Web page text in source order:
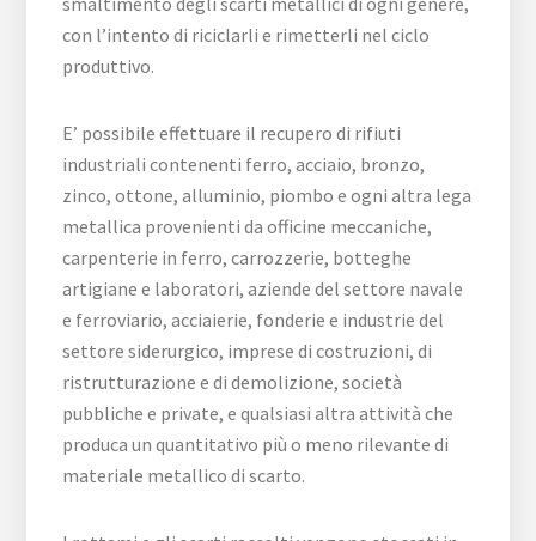
con l’intento di riciclarli e rimetterli nel ciclo
produttivo.
E’ possibile effettuare il recupero di rifiuti
industriali contenenti ferro, acciaio, bronzo,
zinco, ottone, alluminio, piombo e ogni altra lega
metallica provenienti da officine meccaniche,
carpenterie in ferro, carrozzerie, botteghe
artigiane e laboratori, aziende del settore navale
e ferroviario, acciaierie, fonderie e industrie del
settore siderurgico, imprese di costruzioni, di
ristrutturazione e di demolizione, società
pubbliche e private, e qualsiasi altra attività che
produca un quantitativo più o meno rilevante di
materiale metallico di scarto.